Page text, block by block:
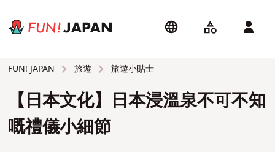
FUN! JAPAN 旅遊 旅遊小貼士
【日本文化】日本浸溫泉不可不知
嘅禮儀小細節